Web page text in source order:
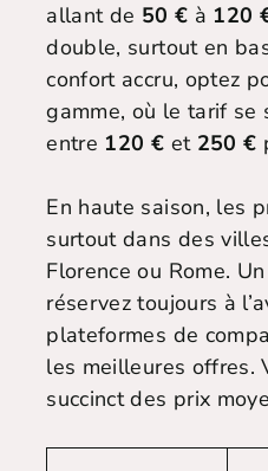
allant de 50 € à 120
double, surtout en
confort accru, optez
gamme, où le tarif se
entre 120 € et 250 €
En haute saison, les
surtout dans des
Florence ou Rome.
réservez toujours à
plateformes de
les meilleures offres.
succinct des prix